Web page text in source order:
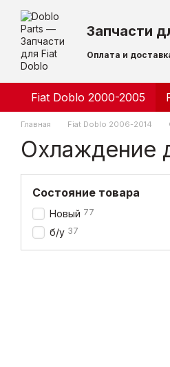
Перейти к основному контенту
Запчасти
Оплата и
Fiat Doblo 2000-2005
Главная Fiat Doblo 2006-2014
Охлаждение
Состояние товара
Новый 77
б/у 37